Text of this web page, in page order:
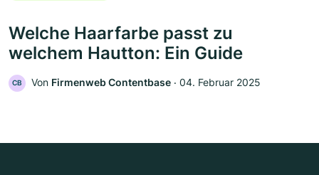
Welche Haarfarbe passt zu
welchem Hautton: Ein Guide
CB Von Firmenweb Contentbase ‧ 04. Februar 2025